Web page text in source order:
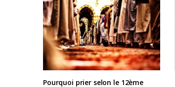
Pourquoi prier selon le 12ème